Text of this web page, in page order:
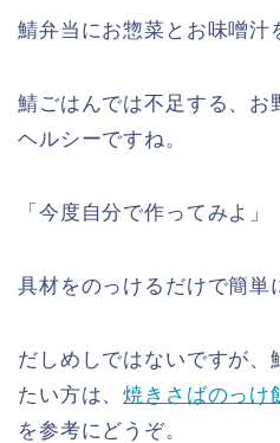
鯖弁当にお惣菜とお味噌汁
鯖ごはんでは不足する、お
ヘルシーですね。
「今度自分で作ってみよ」
具材をのっけるだけで簡単
だしめしではないですが、
たい方は、焼きさばのっけ
を参考にどうぞ。